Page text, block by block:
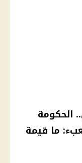
الحكومة
ما قيمة